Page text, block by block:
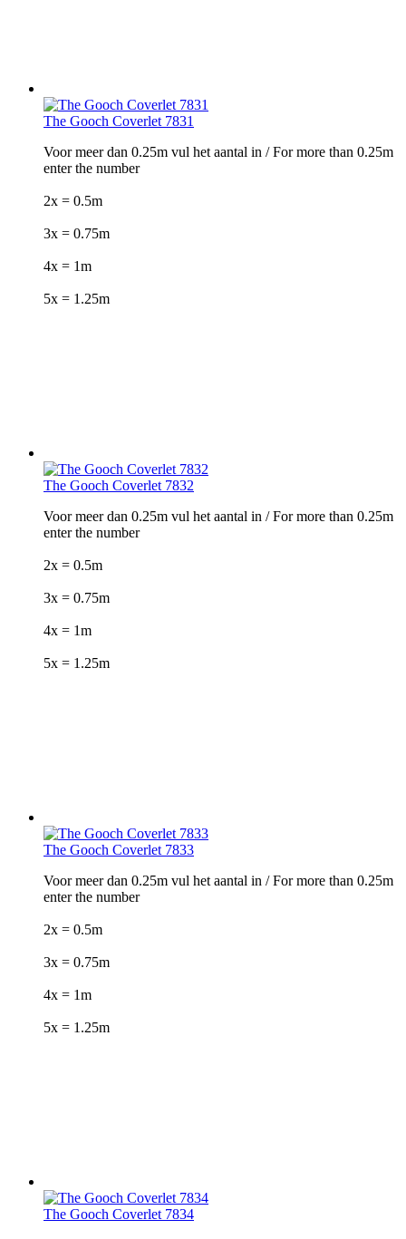
The Gooch Coverlet 7831
Voor meer dan 0.25m vul het aantal in / For more than 0.25m
enter the number
2x = 0.5m
3x = 0.75m
4x = 1m
5x = 1.25m
The Gooch Coverlet 7832
Voor meer dan 0.25m vul het aantal in / For more than 0.25m
enter the number
2x = 0.5m
3x = 0.75m
4x = 1m
5x = 1.25m
The Gooch Coverlet 7833
Voor meer dan 0.25m vul het aantal in / For more than 0.25m
enter the number
2x = 0.5m
3x = 0.75m
4x = 1m
5x = 1.25m
The Gooch Coverlet 7834